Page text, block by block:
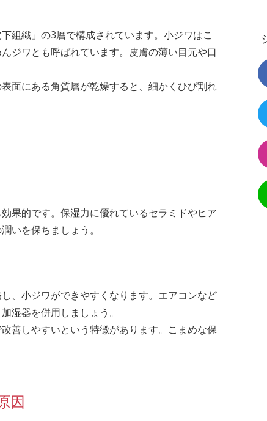
組織」の3層で構成されています。小ジワはこ
ジワとも呼ばれています。皮膚の薄い目元や口
面にある角質層が乾燥すると、細かくひび割れ
果的です。保湿力に優れているセラミドやヒア
いを保ちましょう。
、小ジワができやすくなります。エアコンなど
湿器を併用しましょう。
善しやすいという特徴があります。こまめな保
因